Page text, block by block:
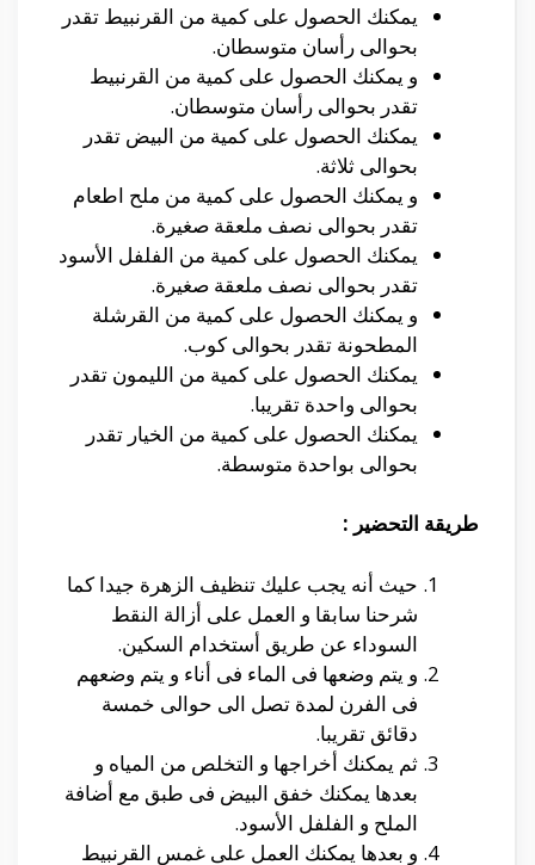
يمكنك الحصول على كمية من القرنبيط تقدر
بحوالى رأسان متوسطان.
و يمكنك الحصول على كمية من القرنبيط
تقدر بحوالى رأسان متوسطان.
يمكنك الحصول على كمية من البيض تقدر
بحوالى ثلاثة.
و يمكنك الحصول على كمية من ملح اطعام
تقدر بحوالى نصف ملعقة صغيرة.
يمكنك الحصول على كمية من الفلفل الأسود
تقدر بحوالى نصف ملعقة صغيرة.
و يمكنك الحصول على كمية من القرشلة
المطحونة تقدر بحوالى كوب.
يمكنك الحصول على كمية من الليمون تقدر
بحوالى واحدة تقريبا.
يمكنك الحصول على كمية من الخيار تقدر
بحوالى بواحدة متوسطة.
طريقة التحضير :
حيث أنه يجب عليك تنظيف الزهرة جيدا كما
شرحنا سابقا و العمل على أزالة النقط
السوداء عن طريق أستخدام السكين.
و يتم وضعها فى الماء فى أناء و يتم وضعهم
فى الفرن لمدة تصل الى حوالى خمسة
دقائق تقريبا.
ثم يمكنك أخراجها و التخلص من المياه و
بعدها يمكنك خفق البيض فى طبق مع أضافة
الملح و الفلفل الأسود.
و بعدها يمكنك العمل على غمس القرنبيط